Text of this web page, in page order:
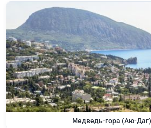
Медведь-гора (Аю-Даг)